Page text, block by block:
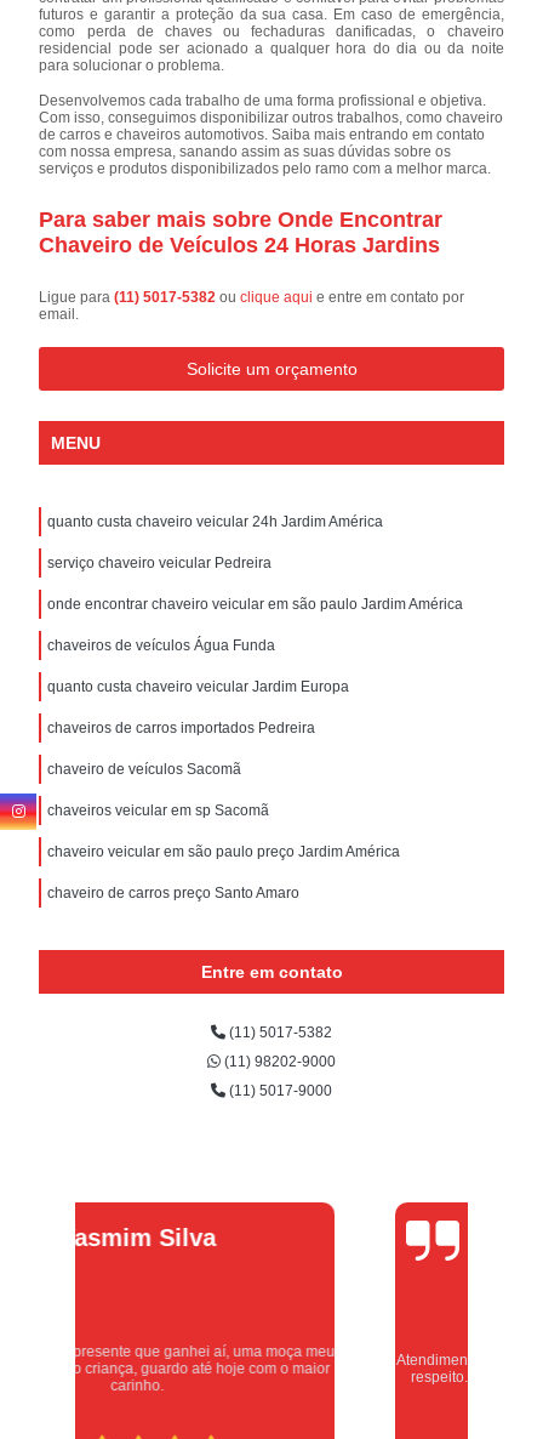
futuros e garantir a proteção da sua casa. Em caso de emergência,
como perda de chaves ou fechaduras danificadas, o chaveiro
residencial pode ser acionado a qualquer hora do dia ou da noite
para solucionar o problema.
Desenvolvemos cada trabalho de uma forma profissional e objetiva.
Com isso, conseguimos disponibilizar outros trabalhos, como chaveiro
de carros e chaveiros automotivos. Saiba mais entrando em contato
com nossa empresa, sanando assim as suas dúvidas sobre os
serviços e produtos disponibilizados pelo ramo com a melhor marca.
Para saber mais sobre Onde Encontrar
Chaveiro de Veículos 24 Horas Jardins
Ligue para(11) 5017-5382ouclique aqui e entre em contato por
email.
Solicite um orçamento
MENU
quanto custa chaveiro veicular 24h Jardim América
serviço chaveiro veicular Pedreira
onde encontrar chaveiro veicular em são paulo Jardim América
chaveiros de veículos Água Funda
quanto custa chaveiro veicular Jardim Europa
chaveiros de carros importados Pedreira
chaveiro de veículos Sacomã
chaveiros veicular em sp Sacomã
chaveiro veicular em são paulo preço Jardim América
chaveiro de carros preço Santo Amaro
Entre em contato
(11) 5017-5382
(11) 98202-9000
(11) 5017-9000
Atendimento excelente, serviços executados com carinho e
respeito. Recomendo sem dúvidas, merece 10 estrelas